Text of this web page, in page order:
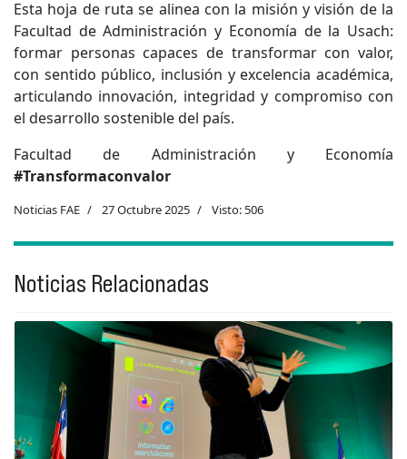
Esta hoja de ruta se alinea con la misión y visión de la
Facultad de Administración y Economía de la Usach:
formar personas capaces de transformar con valor,
con sentido público, inclusión y excelencia académica,
articulando innovación, integridad y compromiso con
el desarrollo sostenible del país.
Facultad de Administración y Economía
#Transformaconvalor
Noticias FAE 27 Octubre 2025 Visto: 506
Noticias Relacionadas